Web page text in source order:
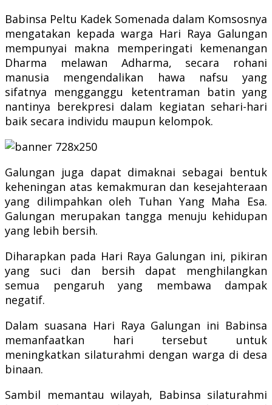
Babinsa Peltu Kadek Somenada dalam Komsosnya
mengatakan kepada warga Hari Raya Galungan
mempunyai makna memperingati kemenangan
Dharma melawan Adharma, secara rohani
manusia mengendalikan hawa nafsu yang
sifatnya mengganggu ketentraman batin yang
nantinya berekpresi dalam kegiatan sehari-hari
baik secara individu maupun kelompok.
Galungan juga dapat dimaknai sebagai bentuk
keheningan atas kemakmuran dan kesejahteraan
yang dilimpahkan oleh Tuhan Yang Maha Esa.
Galungan merupakan tangga menuju kehidupan
yang lebih bersih.
Diharapkan pada Hari Raya Galungan ini, pikiran
yang suci dan bersih dapat menghilangkan
semua pengaruh yang membawa dampak
negatif.
Dalam suasana Hari Raya Galungan ini Babinsa
memanfaatkan hari tersebut untuk
meningkatkan silaturahmi dengan warga di desa
binaan.
Sambil memantau wilayah, Babinsa silaturahmi